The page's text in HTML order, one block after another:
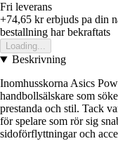
Fri leverans
+74,65 krerbjuds pa din
bestallning har bekraftats
Loading...
Beskrivning
Inomhusskorna Asics
handbollsälskare som
prestanda och stil. Tack
för spelare som rör sig
sidoförflyttningar och